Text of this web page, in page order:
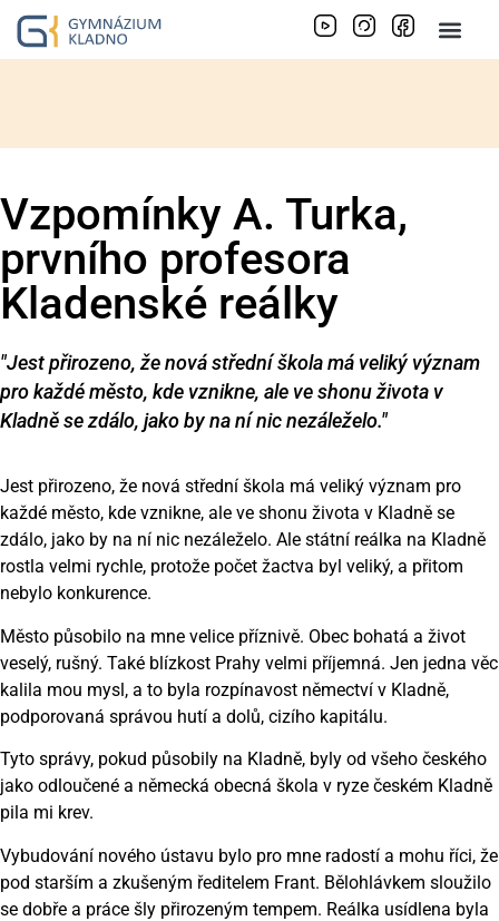
Vzpomínky A. Turka,
prvního profesora
Kladenské reálky
"Jest přirozeno, že nová střední škola má veliký význam
pro každé město, kde vznikne, ale ve shonu života v
Kladně se zdálo, jako by na ní nic nezáleželo."
Jest přirozeno, že nová střední škola má veliký význam pro
každé město, kde vznikne, ale ve shonu života v Kladně se
zdálo, jako by na ní nic nezáleželo. Ale státní reálka na Kladně
rostla velmi rychle, protože počet žactva byl veliký, a přitom
nebylo konkurence.
Město působilo na mne velice příznivě. Obec bohatá a život
veselý, rušný. Také blízkost Prahy velmi příjemná. Jen jedna věc
kalila mou mysl, a to byla rozpínavost němectví v Kladně,
podporovaná správou hutí a dolů, cizího kapitálu.
Tyto správy, pokud působily na Kladně, byly od všeho českého
jako odloučené a německá obecná škola v ryze českém Kladně
pila mi krev.
Vybudování nového ústavu bylo pro mne radostí a mohu říci, že
pod starším a zkušeným ředitelem Frant. Bělohlávkem sloužilo
se dobře a práce šly přirozeným tempem. Reálka usídlena byla